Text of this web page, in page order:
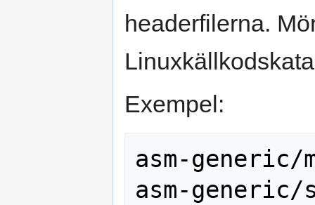
headerfilerna.
Exempel:
asm-generic/
asm-generic/